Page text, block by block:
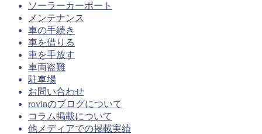
ソーラーカーポート
メンテナンス
車の手続き
車を借りる
車を手放す
車両盗難
駐車場
お問い合わせ
rovinのブログについて
コラム掲載について
他メディアでの掲載実績